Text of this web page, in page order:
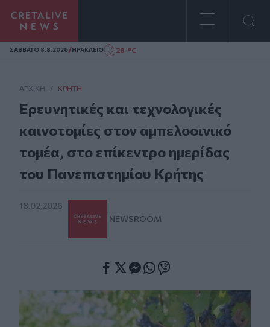
Homepage
ΣAΒΒΑΤΟ 8.8.2026/ΗΡΑΚΛΕΙΟ 28 °C
ΑΡΧΙΚΗ / ΚΡΉΤΗ
Ερευνητικές και τεχνολογικές
καινοτομίες στον αμπελοοινικό
τομέα, στο επίκεντρο ημερίδας
του Πανεπιστημίου Κρήτης
18.02.2026
NEWSROOM